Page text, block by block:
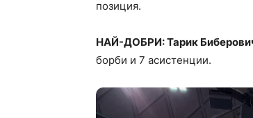
позиция.
НАЙ-ДОБРИ: Тарик
борби и 7 асистенции.